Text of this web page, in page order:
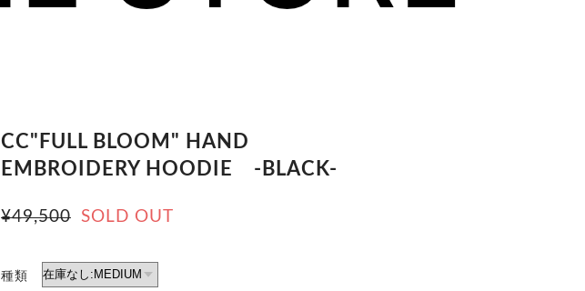
CC"FULL BLOOM" HAND
EMBROIDERY HOODIE -BLACK-
¥49,500 SOLD OUT
種類